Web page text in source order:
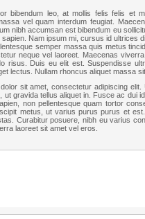
bibendum leo, at mollis felis felis et
vel quam interdum feugiat.
nibh accumsan est bibendum eu
Nam ipsum mi, cursus id ultrices
semper massa quis metus
neque vel laoreet. Maecenas
risus. Duis eu elit est. Suspendisse
lectus. Nullam rhoncus aliquet massa
sit amet, consectetur adipiscing
gravida tellus aliquet in. Fusce ac dui
non pellentesque quam tortor
metus, ut varius purus purus et
Curabitur posuere, nibh eu varius
laoreet sit amet vel eros.